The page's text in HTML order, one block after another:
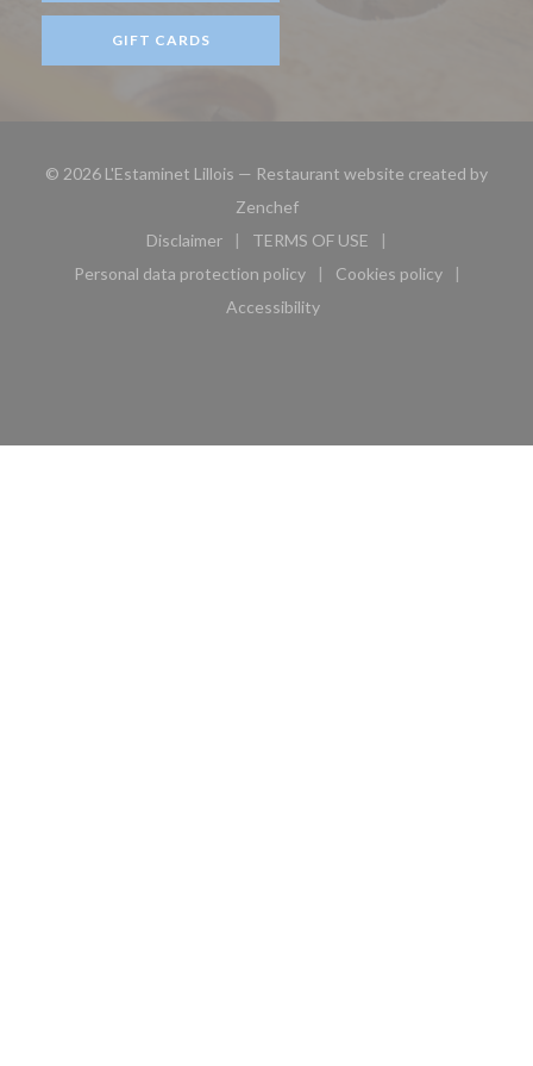
GIFT CARDS
© 2026 L'Estaminet Lillois — Restaurant website created by
Zenchef((opens in a new window))
Disclaimer
((opens in a new window))
TERMS OF USE
((opens in a new window))
Personal data protection policy
((opens in a new window))
Cookies policy
((opens in a new
Accessibility
((opens in a new window))